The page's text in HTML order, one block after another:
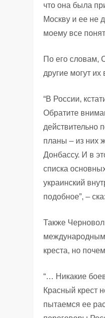
что она была
Москву и ее не
моему все
По его словам,
другие могут
“В России,
Обратите
действительно
планы – из них
Донбассу. И в
списка
украинский
подобное”, –
Также Черновол
международным
креста, но
“… Никакие
Красный крест
пытаемся ее